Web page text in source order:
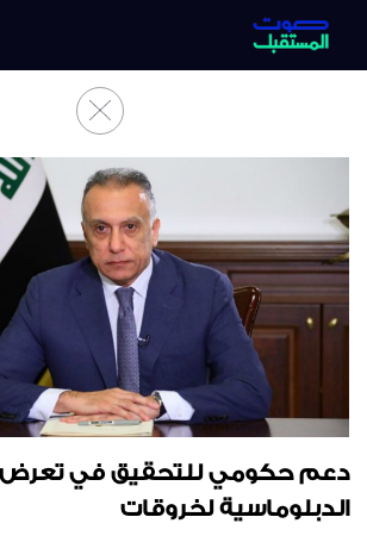
دعم حكومي للتحقيق في تعرض
الدبلوماسية لخروقات